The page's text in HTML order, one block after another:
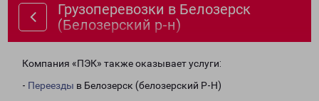
Грузоперевозки в Белозерск
(Белозерский р-н)
Компания «ПЭК» также оказывает услуги:
- Переезды в Белозерск (белозерский Р-Н)